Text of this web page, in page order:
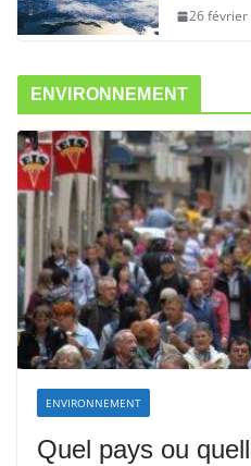
26 février
ENVIRONNEMENT
ENVIRONNEMENT
Quel pays ou